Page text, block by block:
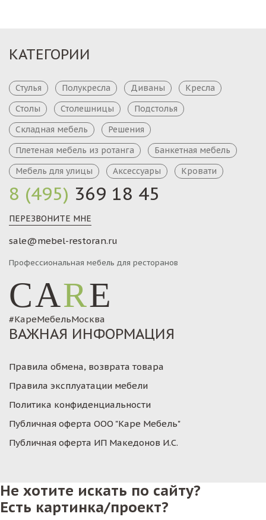
8 (495) 369 18 45
ПЕРЕЗВОНИТЕ МНЕ
sale@mebel-restoran.ru
Профессиональная мебель для ресторанов
CARE
#КареМебельМосква
КАТЕГОРИИ
Стулья Полукресла Диваны
Кресла
Столы
Столешницы
Подстолья
Складная мебель
Решения
Плетеная мебель из ротанга
Банкетная мебель
Мебель для улицы
Аксессуары Кровати
ВАЖНАЯ ИНФОРМАЦИЯ
Правила обмена, возврата товара
Правила эксплуатации мебели
Политика конфиденциальности
Публичная оферта ООО "Каре Мебель"
Публичная оферта ИП Македонов И.С.
Не хотите искать по сайту?
Есть картинка/проект?